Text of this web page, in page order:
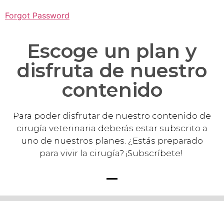
Forgot Password
Escoge un plan y
disfruta de nuestro
contenido
Para poder disfrutar de nuestro contenido de
cirugía veterinaria deberás estar subscrito a
uno de nuestros planes. ¿Estás preparado
para vivir la cirugía? ¡Subscríbete!